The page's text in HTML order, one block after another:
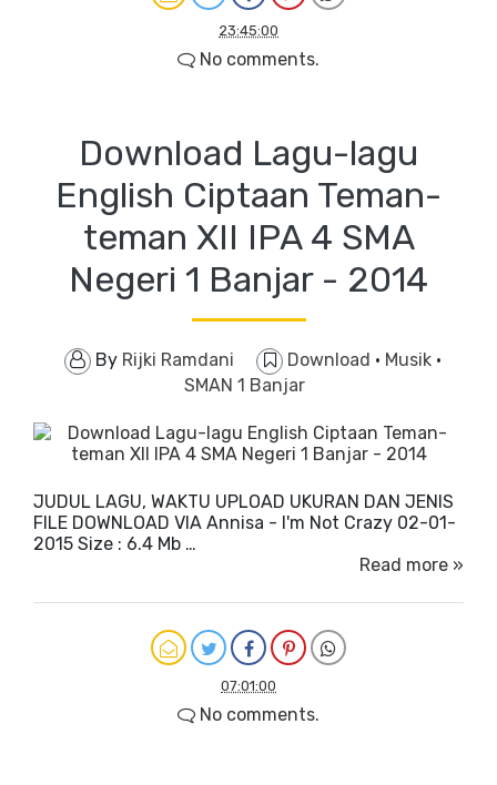
23:45:00
No comments.
Download Lagu-lagu
English Ciptaan Teman-
teman XII IPA 4 SMA
Negeri 1 Banjar - 2014
By Rijki Ramdani Download · Musik ·
SMAN 1 Banjar
JUDUL LAGU, WAKTU UPLOAD UKURAN DAN JENIS
FILE DOWNLOAD VIA Annisa - I'm Not Crazy 02-01-
2015 Size : 6.4 Mb …
Read more »
07:01:00
No comments.